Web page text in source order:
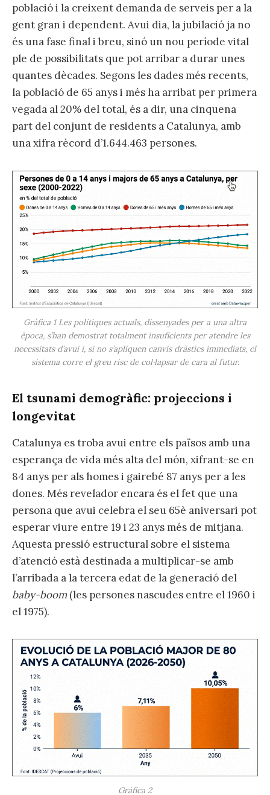
població i la creixent demanda de serveis per a la
gent gran i dependent. Avui dia, la jubilació ja no
és una fase final i breu, sinó un nou període vital
ple de possibilitats que pot arribar a durar unes
quantes dècades. Segons les dades més recents,
la població de 65 anys i més ha arribat per primera
vegada al 20% del total, és a dir, una cinquena
part del conjunt de residents a Catalunya, amb
una xifra rècord d’1.644.463 persones.
Gràfica 1 Les polítiques actuals, dissenyades per a una altra
època, s’han demostrat totalment insuficients per atendre les
necessitats d’avui i, si no s’apliquen canvis dràstics immediats, el
sistema corre el greu risc de col·lapsar de cara al futur.
El tsunami demogràfic: projeccions i
longevitat
Catalunya es troba avui entre els països amb una
esperança de vida més alta del món, xifrant-se en
84 anys per als homes i gairebé 87 anys per a les
dones. Més revelador encara és el fet que una
persona que avui celebra el seu 65è aniversari pot
esperar viure entre 19 i 23 anys més de mitjana.
Aquesta pressió estructural sobre el sistema
d’atenció està destinada a multiplicar-se amb
l’arribada a la tercera edat de la generació del
baby-boom(les persones nascudes entre el 1960 i
el 1975).
Gràfica 2